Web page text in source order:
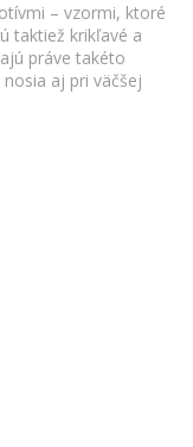
– vzormi, ktoré
taktiež krikľavé a
práve takéto
aj pri väčšej